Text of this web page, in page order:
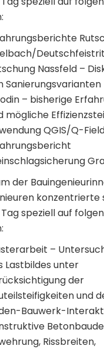
Nassfeld –
Sanierungsvarianten
– bisherige
mögliche
QGIS/Q-
der
konzentrierte
speziell auf
–
Lastbildes unter
der
und
Bauwerk-
Rissbreiten,